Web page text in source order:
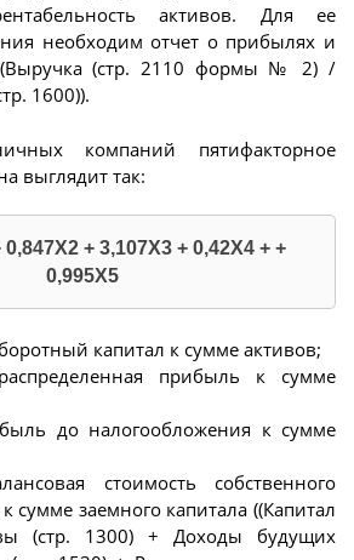
активов. Для ее
необходим отчет о прибылях и
(Выручка (стр. 2110 формы № 2) /
1600)).
компаний пятифакторное
выглядит так:
0,847X2 + 3,107X3 + 0,42X4 + +
0,995X5
капитал к сумме активов;
прибыль к сумме
до налогообложения к сумме
стоимость собственного
сумме заемного капитала ((Капитал
(стр. 1300) + Доходы будущих